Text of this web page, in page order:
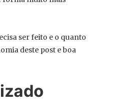
ser feito e o quanto
deste post e boa